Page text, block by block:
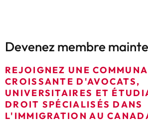
Devenez membre
REJOIGNEZ UNE
CROISSANTE D'AVOCATS,
UNIVERSITAIRES ET
DROIT SPÉCIALISÉS DANS
L'IMMIGRATION AU